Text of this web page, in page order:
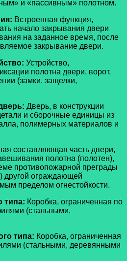
и «пассивным» полотном.
Встроенная функция,
начало закрывания двери
на заданное время, после
закрывание двери.
Устройство,
полотна двери, ворот,
(замки, защелки,
Дверь, в конструкции
и сборочные единицы из
полимерных материалов и
составляющая часть двери,
полотна (полотен),
противопожарной преграды
другой ограждающей
пределом огнестойкости.
типа: Коробка, ограниченная по
(стальными,
типа: Коробка, ограниченная
(стальными, деревянными